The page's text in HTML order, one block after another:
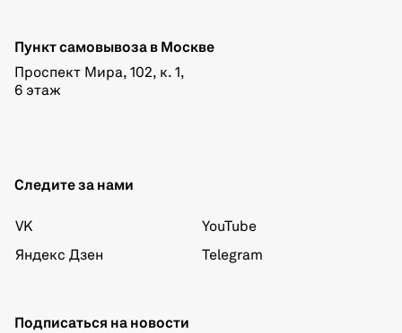
Пункт самовывоза в Москве
Проспект Мира, 102, к. 1,
6 этаж
Следите за нами
VK
Яндекс Дзен
YouTube
Telegram
Подписаться на новости